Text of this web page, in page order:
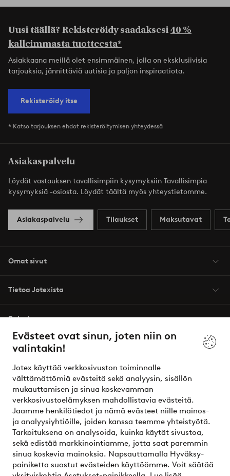
Evästeet ovat sinun, joten niin on
valintakin!
Jotex käyttää verkkosivuston toiminnalle
välttämättömiä evästeitä sekä analyysin, sisällön
mukauttamisen ja sinua koskevamman
verkkosivustoelämyksen mahdollistavia evästeitä.
Jaamme henkilötiedot ja nämä evästeet niille mainos-
ja analyysiyhtiöille, joiden kanssa teemme yhteistyötä.
Tarkoituksena on analysoida, kuinka käytät sivustoa,
sekä edistää markkinointiamme, jotta saat paremmin
sinua koskevia mainoksia. Napsauttamalla Hyväksy-
painiketta suostut evästeiden käyttöömme. Voit säätää
Uusi täällä? Rekisteröidy saadaksesi40 %
kalleimmasta tuotteesta*
Asiakkaana meillä olet ensimmäinen, jolla on eksklusiivisia
tarjouksia, jännittäviä uutisia ja paljon inspiraatiota.
Rekisteröidy itse
* Katso tarjouksen ehdot rekisteröitymisen yhteydessä
Asiakaspalvelu
Löydät vastauksen tavallisimpiin kysymyksiin Tavallisimpia
kysymyksiä -osiosta. Löydät täältä myös yhteystietomme.
Asiakaspalvelu Tilaukset Maksutavat
Omat sivut
Tietoa Jotexista
Palvelumme
Ehdot
Ystävät
Turvalliset maksut – maksa nyt tai erissä
Haluatko tietää lisää maksuvaihtoehdoistamme?
elpy